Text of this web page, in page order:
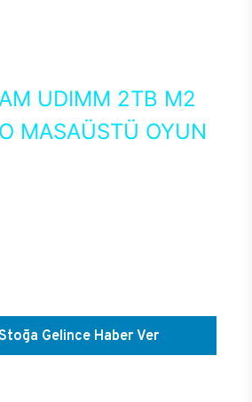
UDIMM 2TB M2
MASAÜSTÜ OYUN
Gelince Haber Ver